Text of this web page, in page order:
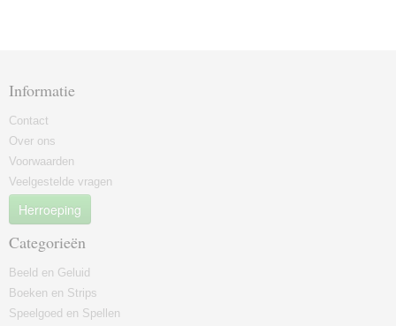
Informatie
Contact
Over ons
Voorwaarden
Veelgestelde vragen
Herroeping
Categorieën
Beeld en Geluid
Boeken en Strips
Speelgoed en Spellen